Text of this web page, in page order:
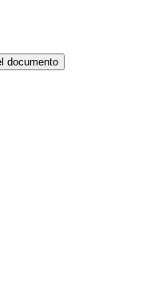
documento